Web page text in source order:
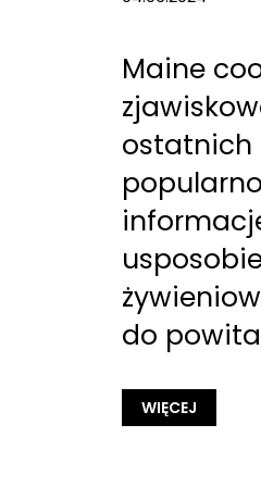
Maine
ostatnich
do
WIĘCEJ